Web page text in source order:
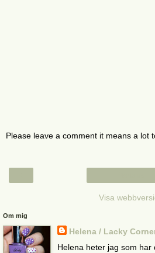
Please leave a comment it means a lot
Visa
Om mig
Helena / Lacky
Helena heter jag som